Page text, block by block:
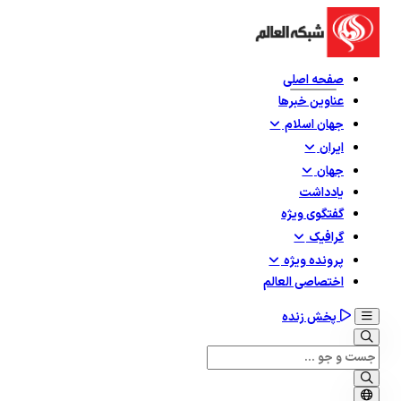
صفحه اصلی
عناوین خبرها
جهان اسلام
ایران
جهان
یادداشت
گفتگوی ویژه
گرافيک
پرونده ویژه
اختصاصی العالم
پخش زنده